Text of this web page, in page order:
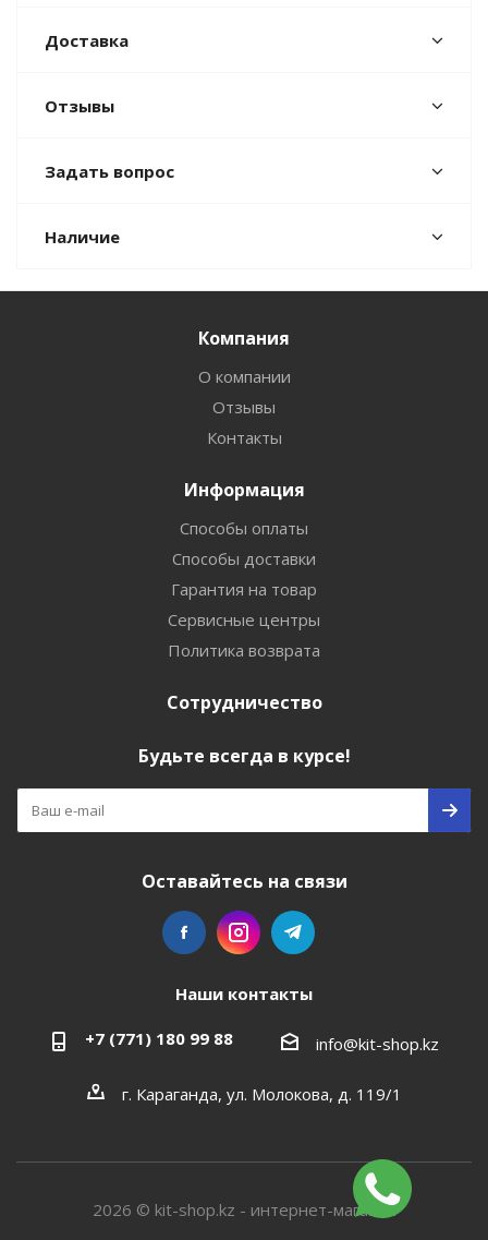
Доставка
Отзывы
Задать вопрос
Наличие
Компания
О компании
Отзывы
Контакты
Информация
Способы оплаты
Способы доставки
Гарантия на товар
Сервисные центры
Политика возврата
Сотрудничество
Будьте всегда в курсе!
Оставайтесь на связи
Наши контакты
+7 (771) 180 99 88 info@kit-shop.kz
г. Караганда, ул. Молокова, д. 119/1
2026 © kit-shop.kz - интернет-магазин